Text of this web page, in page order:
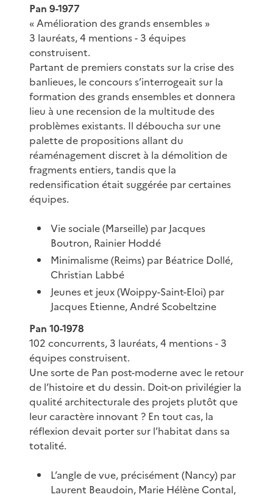
Pan 9-1977
« Amélioration des grands ensembles »
3 lauréats, 4 mentions - 3 équipes
construisent.
Partant de premiers constats sur la crise des
banlieues, le concours s’interrogeait sur la
formation des grands ensembles et donnera
lieu à une recension de la multitude des
problèmes existants. Il déboucha sur une
palette de propositions allant du
réaménagement discret à la démolition de
fragments entiers, tandis que la
redensification était suggérée par certaines
équipes.
Vie sociale (Marseille) par Jacques
Boutron, Rainier Hoddé
Minimalisme (Reims) par Béatrice Dollé,
Christian Labbé
Jeunes et jeux (Woippy-Saint-Eloi) par
Jacques Etienne, André Scobeltzine
Pan 10-1978
102 concurrents, 3 lauréats, 4 mentions - 3
équipes construisent.
Une sorte de Pan post-moderne avec le retour
de l’histoire et du dessin. Doit-on privilégier la
qualité architecturale des projets plutôt que
leur caractère innovant ? En tout cas, la
réflexion devait porter sur l’habitat dans sa
totalité.
L’angle de vue, précisément (Nancy) par
Laurent Beaudoin, Marie Hélène Contal,